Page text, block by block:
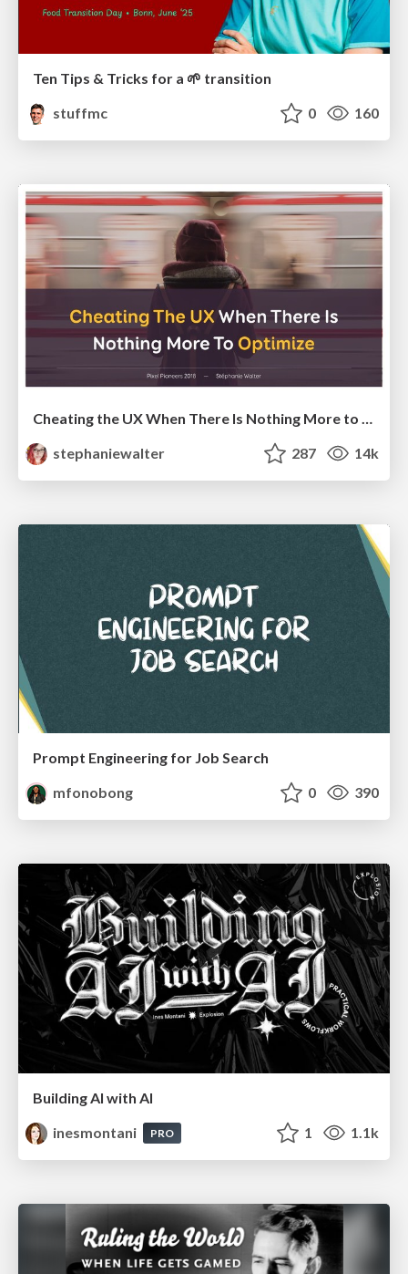
Ten Tips & Tricks for a 🌱 transition
stuffmc
0 160
Cheating the UX When There Is Nothing More to Optimize - PixelPioneers
stephaniewalter
287 14k
Prompt Engineering for Job Search
mfonobong
0 390
Building AI with AI
inesmontani
PRO 1 1.1k